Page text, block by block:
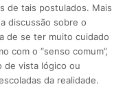
de tais postulados. Mais
discussão sobre o
de se ter muito cuidado
com o “senso comum”,
de vista lógico ou
da realidade.